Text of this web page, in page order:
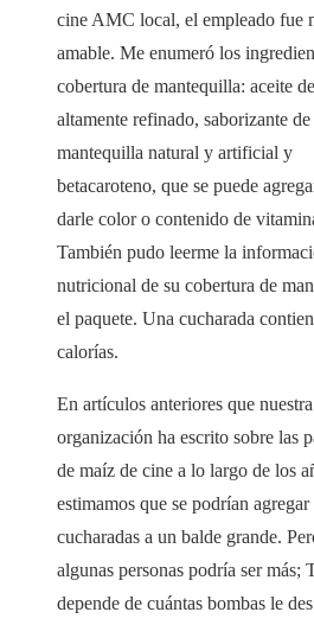
cine AMC local, el empleado fue
amable. Me enumeró los
cobertura de mantequilla: aceite
altamente refinado, saborizante de
mantequilla natural y artificial y
betacaroteno, que se puede
darle color o contenido de
También pudo leerme la
nutricional de su cobertura de
el paquete. Una cucharada
calorías.
En artículos anteriores que nuestra
organización ha escrito sobre las
de maíz de cine a lo largo de los
estimamos que se podrían agregar
cucharadas a un balde grande.
algunas personas podría ser más;
depende de cuántas bombas le